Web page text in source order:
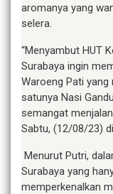
aromanya yang
selera.
“Menyambut HUT
Surabaya ingin
Waroeng Pati
satunya Nasi
semangat
Sabtu, (12/08/23)
Menurut Putri,
Surabaya yang
memperkenalkan